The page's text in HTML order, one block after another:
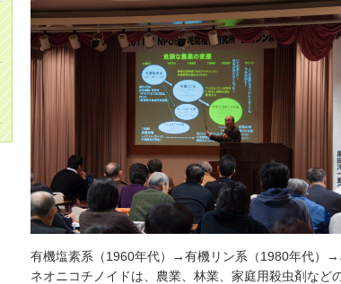
有機塩素系（1960年代）→有機リン系（1980年代）→
ネオニコチノイドは、農業、林業、家庭用殺虫剤な